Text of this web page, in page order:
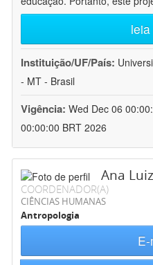
Instituição/UF/País:
- MT - Brasil
Vigência: Wed Dec 06
00:00:00 BRT 2026
Ana
COORDENADOR(A)
CIÊNCIAS HUMANAS
Antropologia